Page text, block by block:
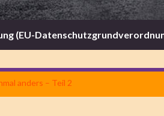
(EU-
anders – Teil 2